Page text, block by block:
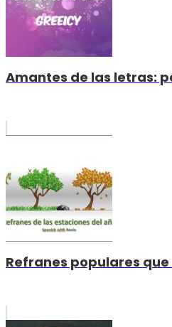
Amantes de las letras:
Refranes populares